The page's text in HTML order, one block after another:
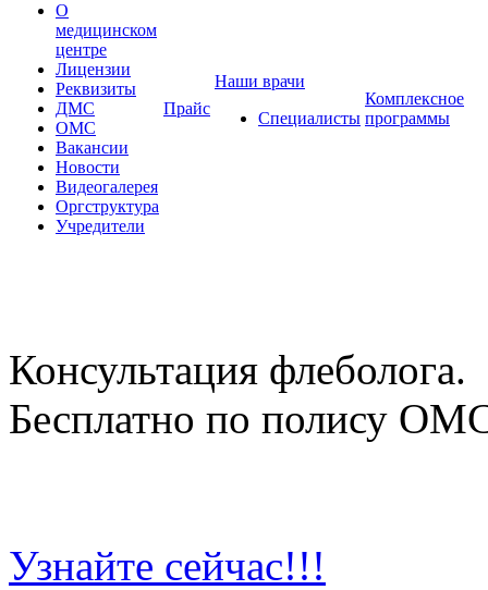
О
медицинском
центре
Лицензии
Реквизиты
ДМС
ОМС
Вакансии
Новости
Видеогалерея
Оргструктура
Учредители
Прайс
Наши врачи
Специалисты
Комплексное
программы
Консультация флеболога.
Бесплатно по полису
Узнайте сейчас!!!